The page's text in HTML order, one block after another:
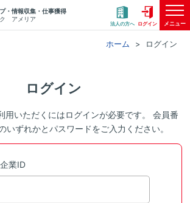
・情報収集・仕事獲得
アメリア
法人の方へ ログイン メニュー
ホーム ログイン
ログイン
用いただくにはログインが必要です。 会員番
いずれかとパスワードをご入力ください。
業ID